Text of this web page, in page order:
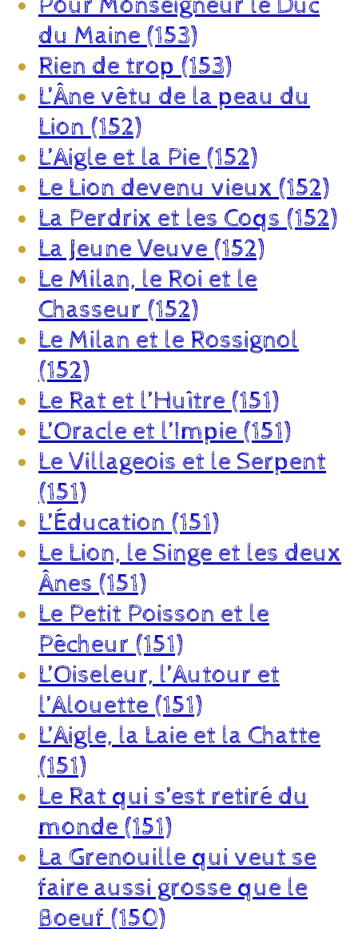
du Maine (153)
Rien de trop (153)
L’Âne vêtu de la peau du
Lion (152)
L’Aigle et la Pie (152)
Le Lion devenu vieux (152)
La Perdrix et les Coqs (152)
La Jeune Veuve (152)
Le Milan, le Roi et le
Chasseur (152)
Le Milan et le Rossignol
(152)
Le Rat et l’Huître (151)
L’Oracle et l’Impie (151)
Le Villageois et le Serpent
(151)
L’Éducation (151)
Le Lion, le Singe et les deux
Ânes (151)
Le Petit Poisson et le
Pêcheur (151)
L’Oiseleur, l’Autour et
l’Alouette (151)
L’Aigle, la Laie et la Chatte
(151)
Le Rat qui s’est retiré du
monde (151)
La Grenouille qui veut se
faire aussi grosse que le
Boeuf (150)